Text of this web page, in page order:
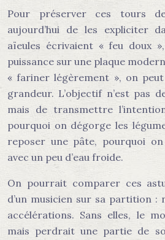
Pour préserver ces tours
aujourd’hui de les expliciter
aïeules écrivaient « feu doux
puissance sur une plaque
« fariner légèrement », on
grandeur. L’objectif n’est pas
mais de transmettre
pourquoi on dégorge les
reposer une pâte, pourquoi on
avec un peu d’eau froide.
On pourrait comparer ces
d’un musicien sur sa partition :
accélérations. Sans elles, le
mais perdrait une partie de